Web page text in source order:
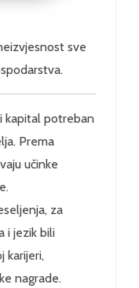
sve
kapital potreban
Prema
učinke
za
i jezik bili
karijeri,
nagrade.